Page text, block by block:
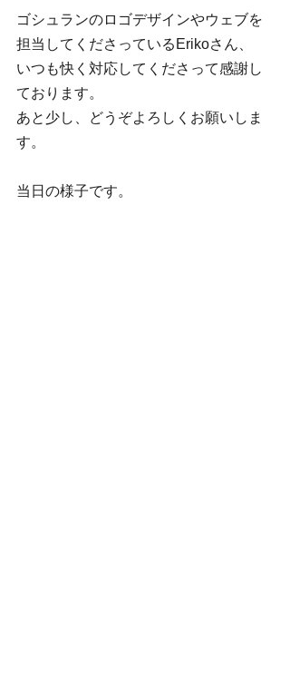
ゴシュランのロゴデザインやウェブを
担当してくださっているErikoさん、
いつも快く対応してくださって感謝し
ております。
あと少し、どうぞよろしくお願いしま
す。
当日の様子です。